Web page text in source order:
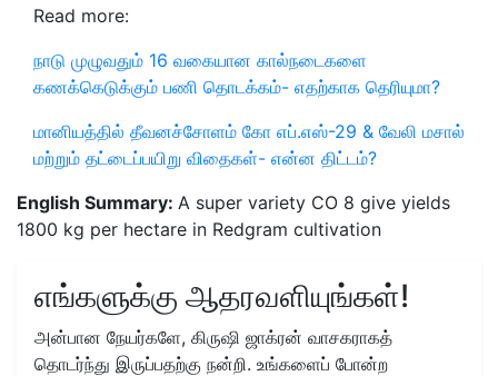
Read more:
நாடு முழுவதும் 16 வகையான கால்நடைகளை
கணக்கெடுக்கும் பணி தொடக்கம்- எதற்காக தெரியுமா?
மானியத்தில் தீவனச்சோளம் கோ எப்.எஸ்-29 & வேலி மசால்
மற்றும் தட்டைப்பயிறு விதைகள்- என்ன திட்டம்?
English Summary: A super variety CO 8 give yields
1800 kg per hectare in Redgram cultivation
எங்களுக்கு ஆதரவளியுங்கள்!
அன்பான நேயர்களே, கிருஷி ஜாக்ரன் வாசகராகத்
தொடர்ந்து இருப்பதற்கு நன்றி. உங்களைப் போன்ற